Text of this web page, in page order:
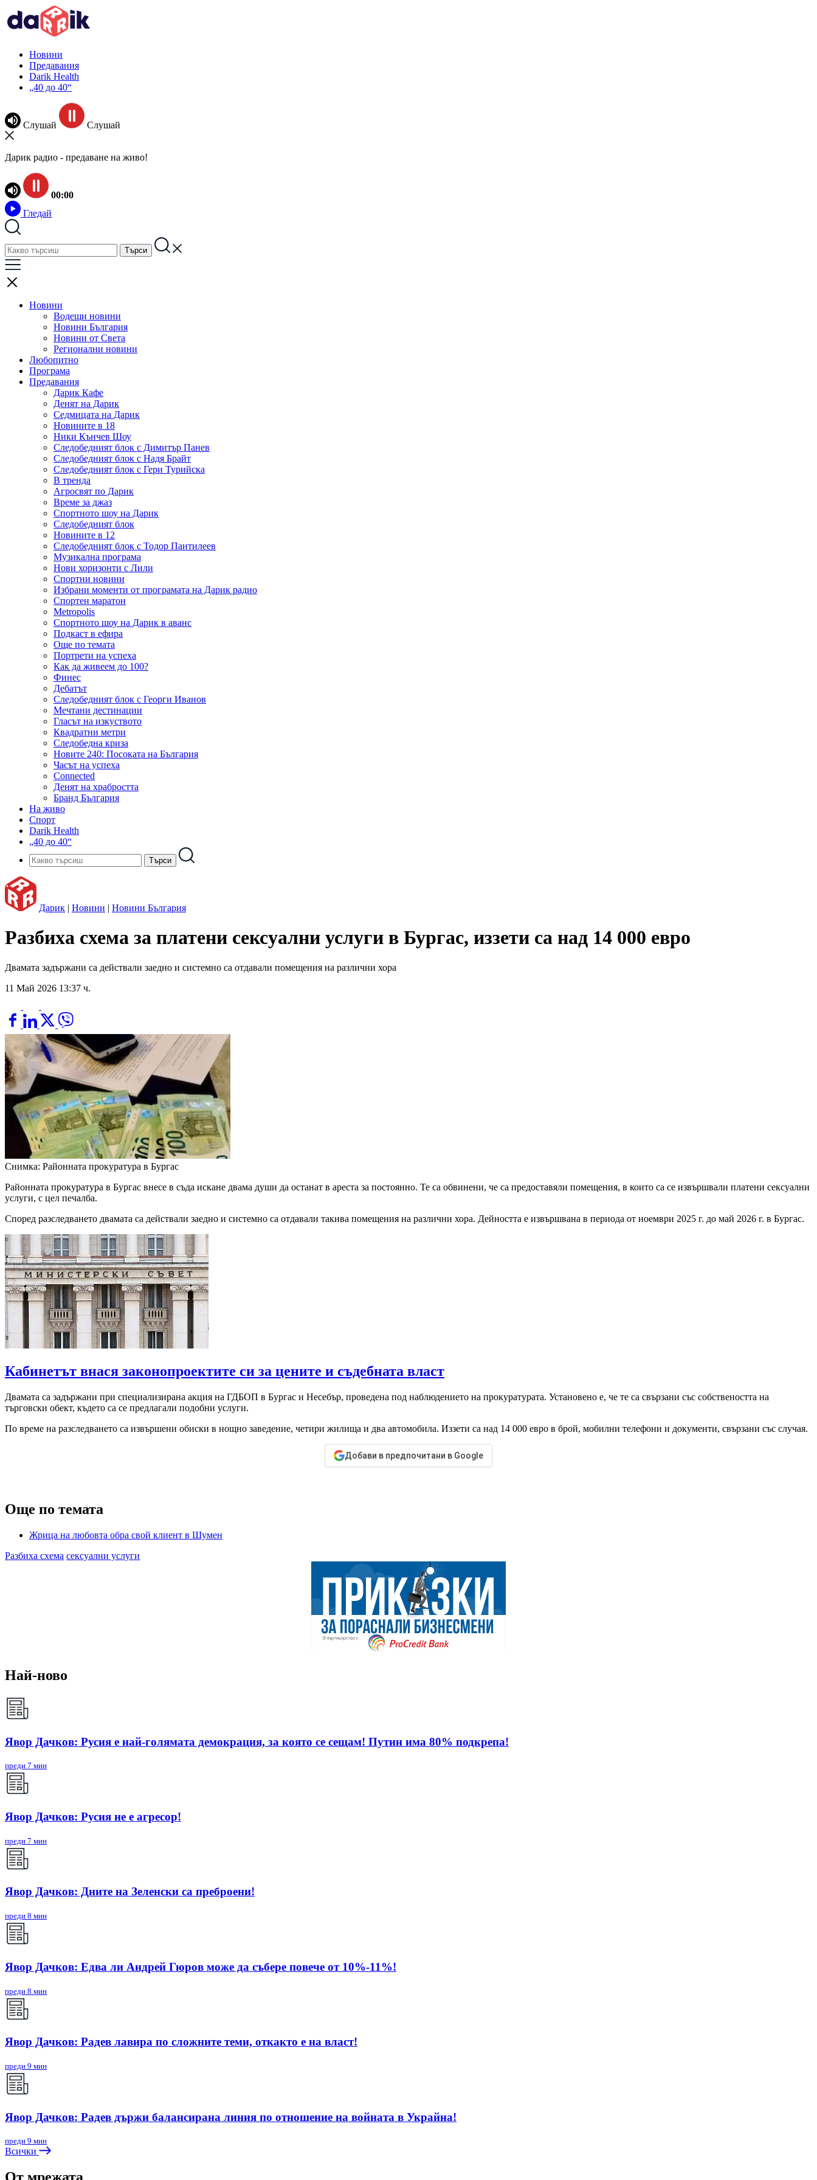
Новини
Предавания
Darik Health
„40 до 40“
Слушай Слушай
Дарик радио - предаване на живо!
00:00
Гледай
Новини
Водещи новини
Новини България
Новини от Света
Регионални новини
Любопитно
Програма
Предавания
Дарик Кафе
Денят на Дарик
Седмицата на Дарик
Новините в 18
Ники Кънчев Шоу
Следобедният блок с Димитър Панев
Следобедният блок с Надя Брайт
Следобедният блок с Гери Турийска
В тренда
Агросвят по Дарик
Време за джаз
Спортното шоу на Дарик
Следобедният блок
Новините в 12
Следобедният блок с Тодор Пантилеев
Музикална програма
Нови хоризонти с Лили
Спортни новини
Избрани моменти от програмата на Дарик радио
Спортен маратон
Metropolis
Спортното шоу на Дарик в аванс
Подкаст в ефира
Още по темата
Портрети на успеха
Как да живеем до 100?
Финес
Дебатът
Следобедният блок с Георги Иванов
Мечтани дестинации
Гласът на изкуството
Квадратни метри
Следобедна криза
Новите 240: Посоката на България
Часът на успеха
Connected
Денят на храбростта
Бранд България
На живо
Спорт
Darik Health
„40 до 40“
Дарик | Новини | Новини България
Разбиха схема за платени сексуални услуги в Бургас, иззети са над 14 000 евро
Двамата задържани са действали заедно и системно са отдавали помещения на различни хора
11 Май 2026 13:37 ч.
Снимка: Районната прокуратура в Бургас
Районната прокуратура в Бургас внесе в съда искане двама души да останат в ареста за постоянно. Те са обвинени, че са предоставяли помещения, в които са се извършвали платени сексуални
услуги, с цел печалба.
Според разследването двамата са действали заедно и системно са отдавали такива помещения на различни хора. Дейността е извършвана в периода от ноември 2025 г. до май 2026 г. в Бургас.
Кабинетът внася законопроектите си за цените и съдебната власт
Двамата са задържани при специализирана акция на ГДБОП в Бургас и Несебър, проведена под наблюдението на прокуратурата. Установено е, че те са свързани със собствеността на
търговски обект, където са се предлагали подобни услуги.
По време на разследването са извършени обиски в нощно заведение, четири жилища и два автомобила. Иззети са над 14 000 евро в брой, мобилни телефони и документи, свързани със случая.
Добави в предпочитани в Google
Още по темата
Жрица на любовта обра свой клиент в Шумен
Разбиха схема сексуални услуги
Най-ново
Явор Дачков: Русия е най-голямата демокрация, за която се сещам! Путин има 80% подкрепа!
преди 7 мин
Явор Дачков: Русия не е агресор!
преди 7 мин
Явор Дачков: Дните на Зеленски са преброени!
преди 8 мин
Явор Дачков: Едва ли Андрей Гюров може да събере повече от 10%-11%!
преди 8 мин
Явор Дачков: Радев лавира по сложните теми, откакто е на власт!
преди 9 мин
Явор Дачков: Радев държи балансирана линия по отношение на войната в Украйна!
преди 9 мин
Всички